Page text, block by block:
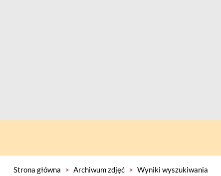
Strona główna > Archiwum zdjęć > Wyniki wyszukiwania